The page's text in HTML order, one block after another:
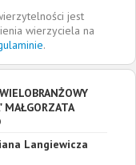
jest
wierzyciela na
.
MAŁGORZATA
Langiewicza